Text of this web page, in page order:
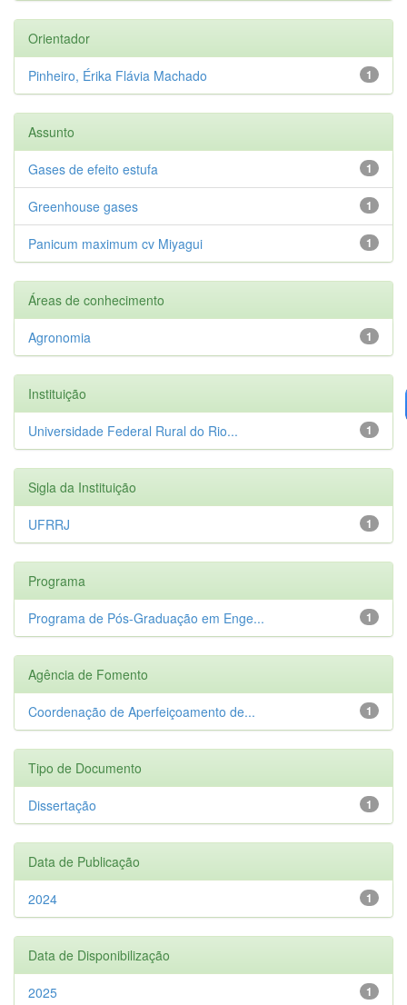
Orientador
1
Pinheiro, Érika Flávia Machado
Assunto
1
Gases de efeito estufa
1
Greenhouse gases
1
Panicum maximum cv Miyagui
Áreas de conhecimento
1
Agronomia
Instituição
1
Universidade Federal Rural do Rio...
Sigla da Instituição
1
UFRRJ
Programa
1
Programa de Pós-Graduação em Enge...
Agência de Fomento
1
Coordenação de Aperfeiçoamento de...
Tipo de Documento
1
Dissertação
Data de Publicação
1
2024
Data de Disponibilização
1
2025